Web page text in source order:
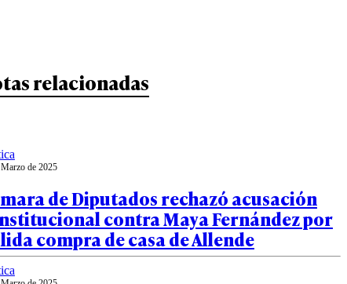
relacionadas
de 2025
de Diputados rechazó acusación
contra Maya Fernández por
compra de casa de Allende